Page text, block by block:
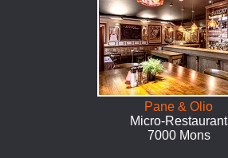
Pane & Olio
Micro-Restaurant
7000 Mons